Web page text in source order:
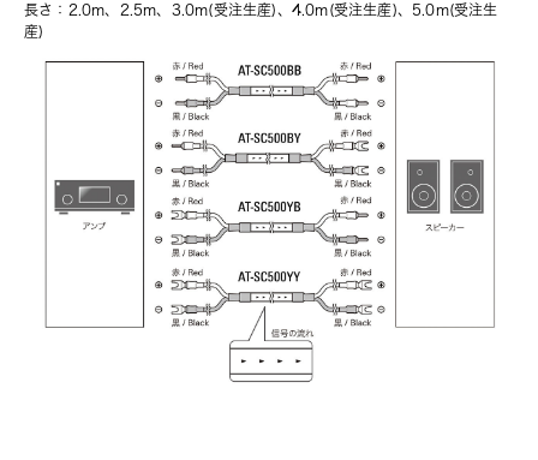
長さ：2.0m、2.5m、3.0m(受注生産)、4.0m(受注生産)、5.0m(受注生
産)